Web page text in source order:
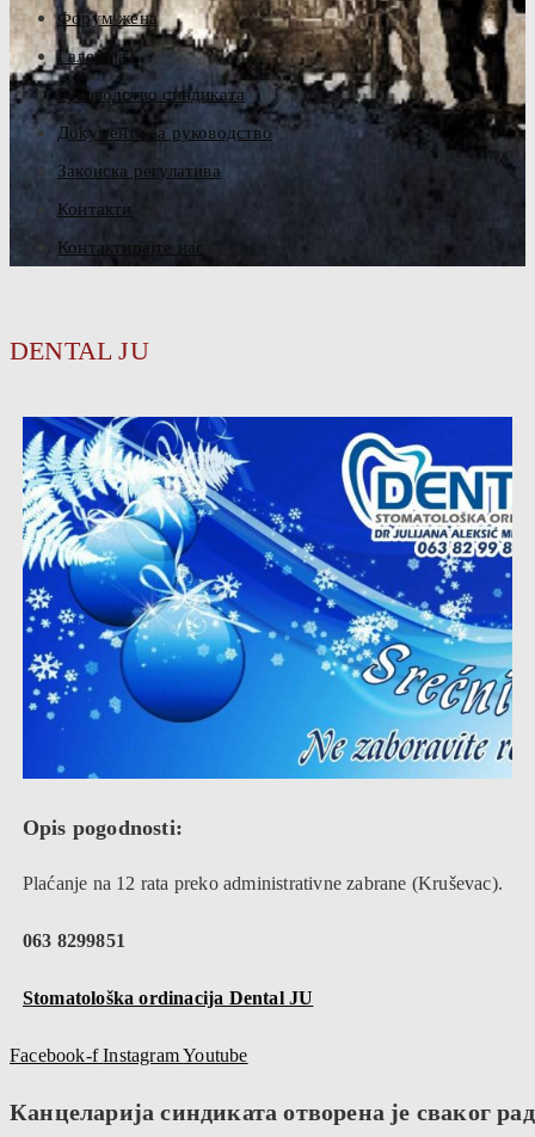
Форум жена
Галерија
Руководство синдиката
Документа за руководство
Законска регулатива
Контакти
Контактирајте нас
DENTAL JU
Opis pogodnosti:
Plaćanje na 12 rata preko administrativne zabrane (Kruševac).
063 8299851
Stomatološka ordinacija Dental JU
Facebook-f InstagramYoutube
Канцеларија синдиката отворена је сваког